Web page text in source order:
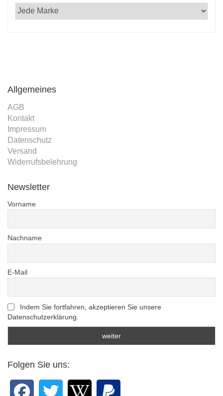
Allgemeines
AGB
Kontakt
Impressum
Datenschutz
Versand
Widerrufsbelehrung
Newsletter
Vorname
Nachname
E-Mail
Indem Sie fortfahren, akzeptieren Sie unsere
Datenschutzerklärung.
Folgen Sie uns: